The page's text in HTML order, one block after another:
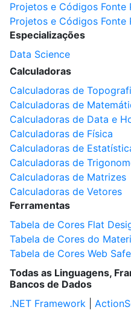
Projetos e Códigos Fonte
Projetos e Códigos Fonte
Especializações
Data Science
Calculadoras
Calculadoras de
Calculadoras de
Calculadoras de Data e
Calculadoras de Física
Calculadoras de
Calculadoras de
Calculadoras de Matrizes
Calculadoras de Vetores
Ferramentas
Tabela de Cores Flat
Tabela de Cores do
Tabela de Cores Web
Todas as Linguagens,
Bancos de Dados
.NET Framework